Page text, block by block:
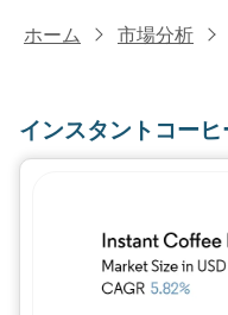
ホーム 市場分析
インスタントコー